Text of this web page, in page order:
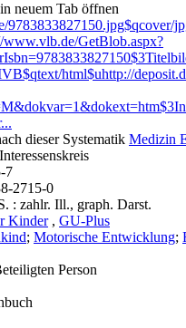
neuem Tab öffnen
9783833827150.jpg$qcover/
www.vlb.de/GetBlob.aspx?
html$uhttp://
dieser Systematik Medizin
7
2715-0
: zahlr. Ill., graph. Darst.
Kinder , GU-Plus
; Motorische Entwicklung;
Person